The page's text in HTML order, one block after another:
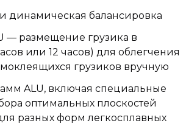
и динамическая балансировка
— размещение грузика в
или 12 часов) для облегчения
грузиков вручную
ALU, включая специальные
оптимальных плоскостей
разных форм легкосплавных